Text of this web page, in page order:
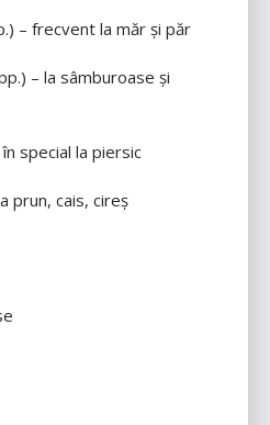
– frecvent la măr și păr
– la sâmburoase și
special la piersic
prun, cais, cireș